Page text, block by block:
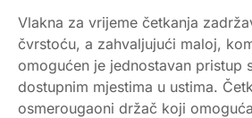
Vlakna za vrijeme četkanja
čvrstoću, a zahvaljujući maloj,
omogućen je jednostavan pristup
dostupnim mjestima u ustima.
osmerougaoni držač koji